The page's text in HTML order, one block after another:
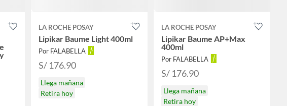
LA ROCHE POSAY
Lipikar Baume Light 400ml
Por FALABELLA
S/ 176.90
Llega mañana
Retira hoy
LA ROCHE POSAY
Lipikar Baume AP+Max
400ml
Por FALABELLA
S/ 176.90
Llega mañana
Retira hoy